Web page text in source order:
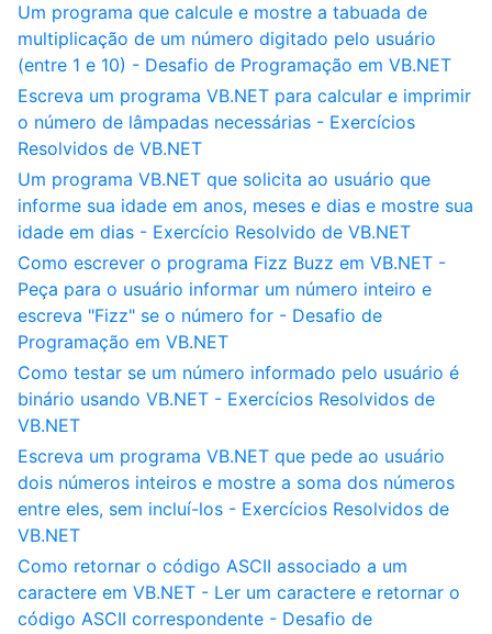
Um programa que calcule e mostre a tabuada de
multiplicação de um número digitado pelo usuário
(entre 1 e 10) - Desafio de Programação em VB.NET
Escreva um programa VB.NET para calcular e imprimir
o número de lâmpadas necessárias - Exercícios
Resolvidos de VB.NET
Um programa VB.NET que solicita ao usuário que
informe sua idade em anos, meses e dias e mostre sua
idade em dias - Exercício Resolvido de VB.NET
Como escrever o programa Fizz Buzz em VB.NET -
Peça para o usuário informar um número inteiro e
escreva "Fizz" se o número for - Desafio de
Programação em VB.NET
Como testar se um número informado pelo usuário é
binário usando VB.NET - Exercícios Resolvidos de
VB.NET
Escreva um programa VB.NET que pede ao usuário
dois números inteiros e mostre a soma dos números
entre eles, sem incluí-los - Exercícios Resolvidos de
VB.NET
Como retornar o código ASCII associado a um
caractere em VB.NET - Ler um caractere e retornar o
código ASCII correspondente - Desafio de